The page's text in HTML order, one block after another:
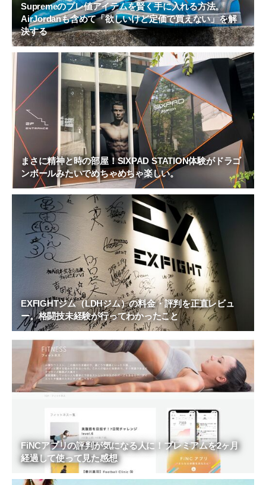
Supremeのプレ値アイテムを賢く手に入れる方法。
AirJordanも含めて「欲しいけど定価で買えない」を解
決する
まさに精神と時の部屋！SIXPAD STATION体験がドラゴ
ンボールみたいでめちゃめちゃ楽しい。
EXFIGHTジム（LDHジム）の料金・評判を正直レビュ
ー。格闘技未経験が行ってわかったこと
FiNCアプリの評判が気になる人に！プレミアムを2ヶ月
経過して使って見た感想